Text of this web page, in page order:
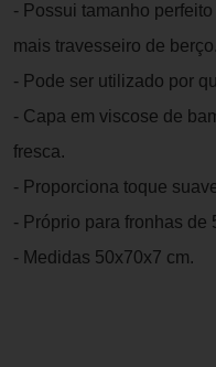
- Possui tamanho
mais travesseiro de berço.
- Pode ser utilizado por
- Capa em viscose de
fresca.
- Proporciona toque
- Próprio para fronhas de
- Medidas 50x70x7 cm.